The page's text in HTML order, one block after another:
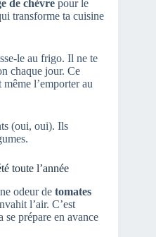
de chèvre pour le
transforme ta cuisine
le au frigo. Il ne te
chaque jour. Ce
l’emporter au
(oui, oui). Ils
toute l’année
odeur de tomates
l’air. C’est
se prépare en avance